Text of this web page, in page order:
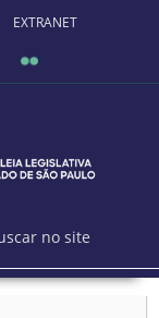
EXTRANET
no site